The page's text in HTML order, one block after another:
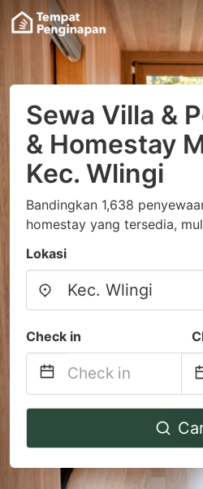
Sewa Villa &
& Homestay
Kec. Wlingi
Bandingkan 1,638
homestay yang tersedia,
Lokasi
Check in
Navigate
to
interact